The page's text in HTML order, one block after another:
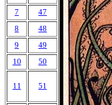
7
47
8
48
9
49
10
50
11 51